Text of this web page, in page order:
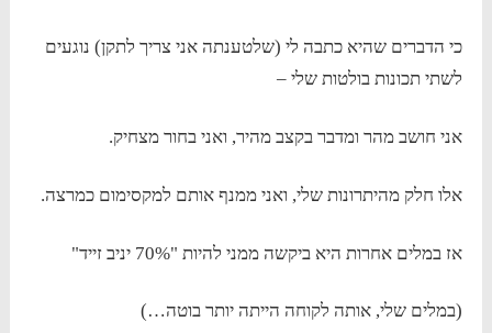
כי הדברים שהיא כתבה לי (שלטענתה אני צריך לתקן) נוגעים
לשתי תכונות בולטות שלי –
אני חושב מהר ומדבר בקצב מהיר, ואני בחור מצחיק.
אלו חלק מהיתרונות שלי, ואני ממנף אותם למקסימום כמרצה.
אז במלים אחרות היא ביקשה ממני להיות "70% יניב זייד"
(במלים שלי, אותה לקוחה הייתה יותר בוטה…)